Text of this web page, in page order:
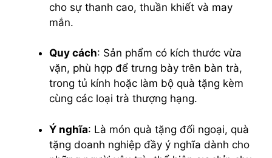
cho sự thanh cao, thuần khiết và may
mắn.
Quy cách: Sản phẩm có kích thước vừa
vặn, phù hợp để trưng bày trên bàn trà,
trong tủ kính hoặc làm bộ quà tặng kèm
cùng các loại trà thượng hạng.
Ý nghĩa: Là món quà tặng đối ngoại, quà
tặng doanh nghiệp đầy ý nghĩa dành cho